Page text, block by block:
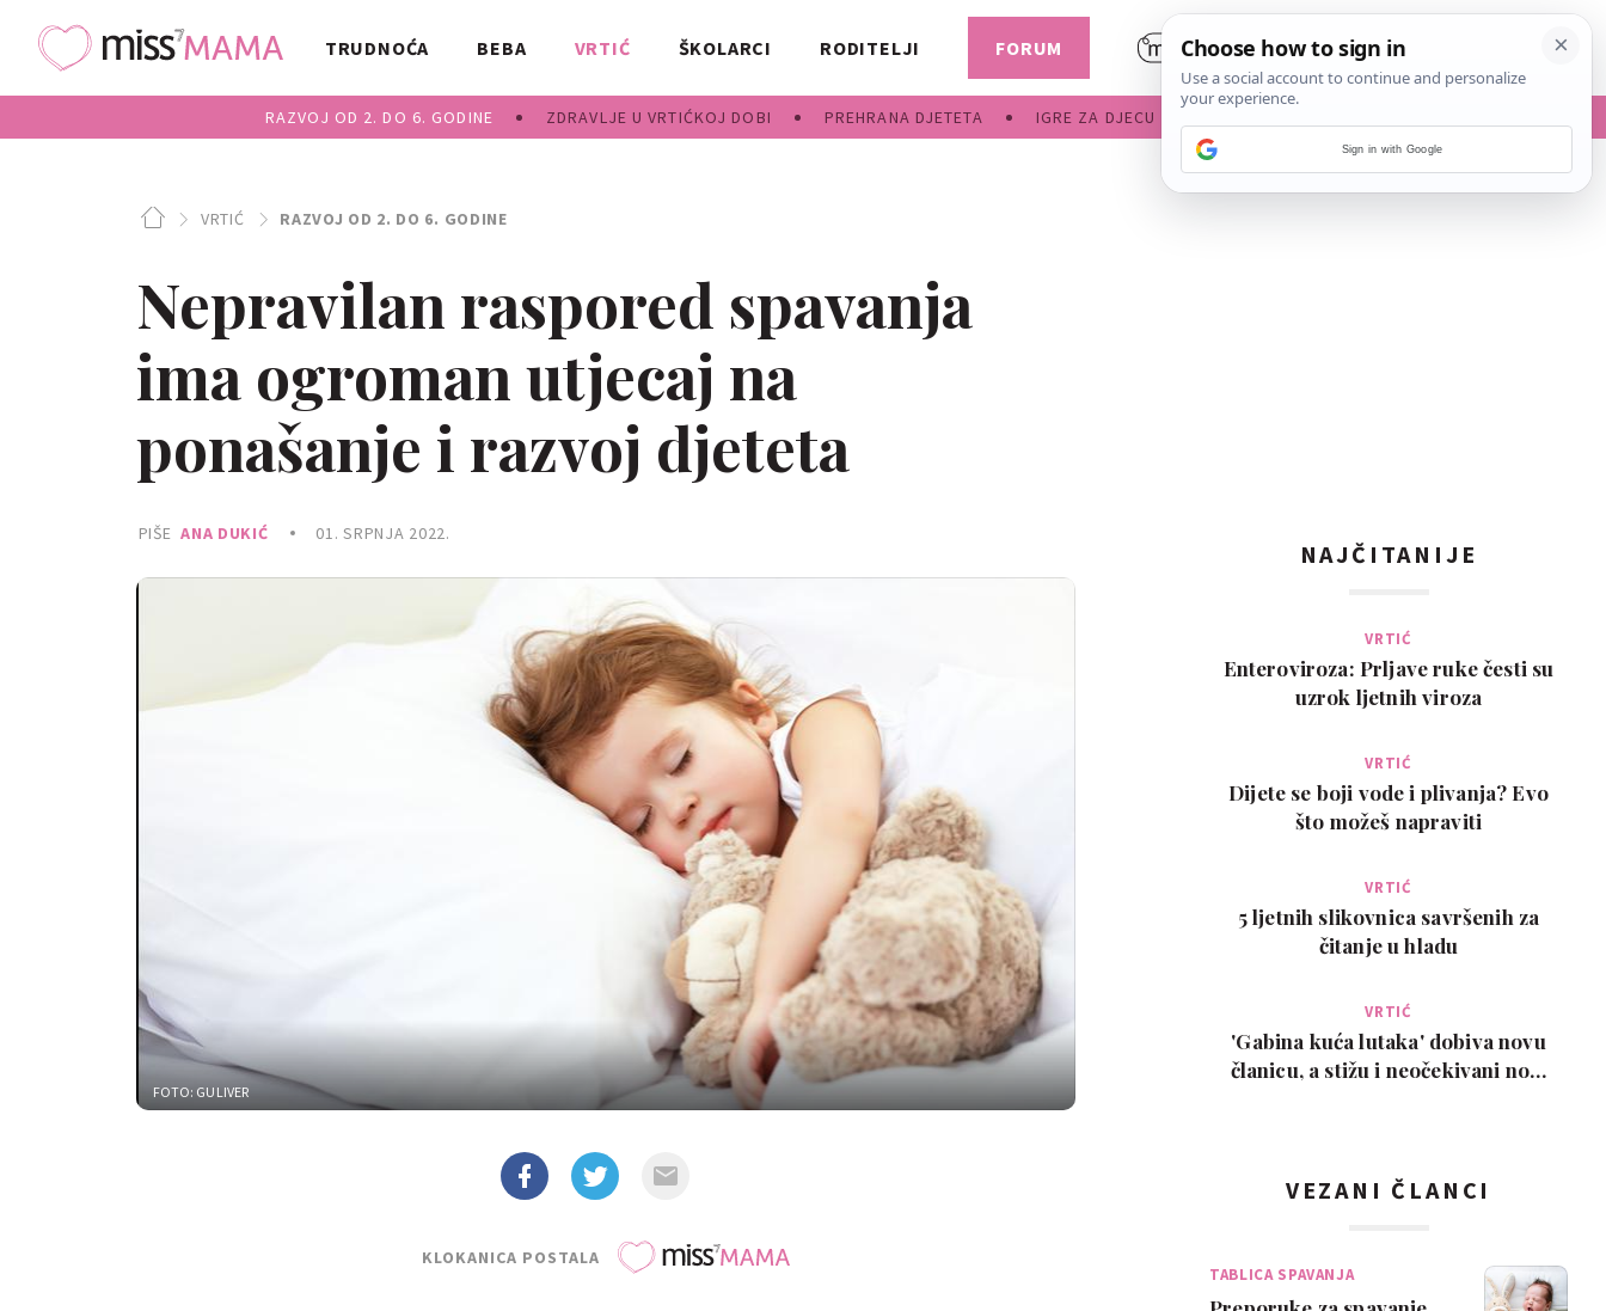
TRUDNOĆA BEBA VRTIĆ
RAZVOJ OD 2. DO 6. GODINE ZDRAVLJE U VRTIĆKOJ DOBI PREHRANA DJETETA IGRE ZA DJECU
ŠKOLARCI RODITELJI FORUM
VRTIĆ RAZVOJ OD 2. DO 6. GODINE
Nepravilan raspored spavanja
ima ogroman utjecaj na
ponašanje i razvoj djeteta
PIŠE ANA DUKIĆ 01. SRPNJA 2022.
FOTO: GULIVER
KLOKANICA POSTALA
NAJČITANIJE
VRTIĆ
Enteroviroza: Prljave ruke česti su
uzrok ljetnih viroza
VRTIĆ
Dijete se boji vode i plivanja? Evo
što možeš napraviti
VRTIĆ
5 ljetnih slikovnica savršenih za
čitanje u hladu
VRTIĆ
'Gabina kuća lutaka' dobiva novu
članicu, a stižu i neočekivani novi
VEZANI ČLANCI
TABLICA SPAVANJA
Sign in with Google